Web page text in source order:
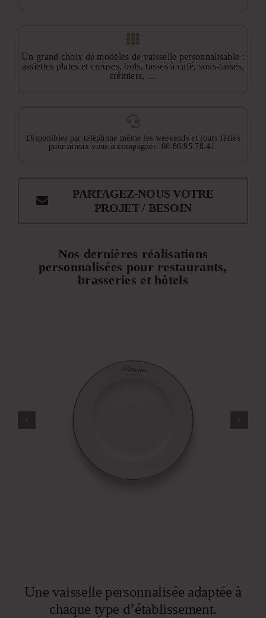
Un grand choix de modèles de vaisselle personnalisable :
assiettes plates et creuses, bols, tasses à café, sous-tasses,
crémiers, …
Disponibles par téléphone même les weekends et jours fériés
pour mieux vous accompagner: 06.86.95.78.41.
PARTAGEZ-NOUS VOTRE
PROJET / BESOIN
Nos dernières réalisations
personnalisées pour restaurants,
brasseries et hôtels
Une vaisselle personnalisée adaptée à
chaque type d’établissement.